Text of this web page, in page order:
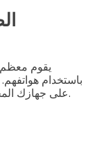
يقوم معظم
باستخدام
على جهازك المحمول، يمكن أن تكون التجربة غير مرضية.